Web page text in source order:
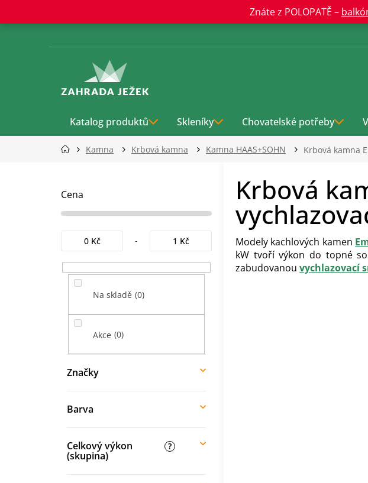
obsah
Znáte z POLOPATĚ –
Katalog produktů Skleníky Chovatelské potřeby
Kamna Krbová kamna Kamna HAAS+SOHN Krbová kamna
Cena
0Kč 1 Kč
Na skladě 0
Akce 0
Značky
Barva
Celkový výkon
(skupina)
?
Krbová
Modely kachlových kamen
kW tvoří výkon do topné
zabudovanou vychlazovací